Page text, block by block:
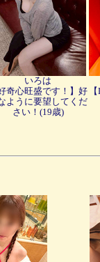
です！
。。
希望は、
いろは
好奇心旺盛です！】好
ように要望してくだ
さい！(19歳)